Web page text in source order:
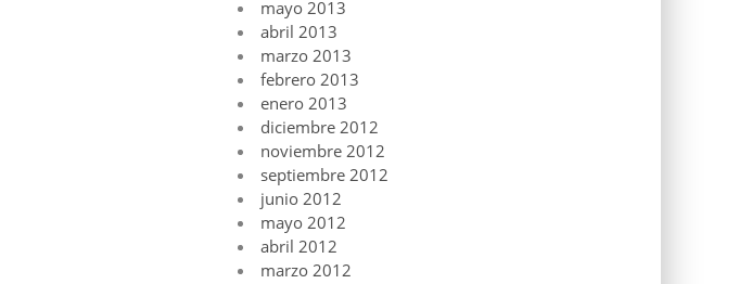
mayo 2013
abril 2013
marzo 2013
febrero 2013
enero 2013
diciembre 2012
noviembre 2012
septiembre 2012
junio 2012
mayo 2012
abril 2012
marzo 2012